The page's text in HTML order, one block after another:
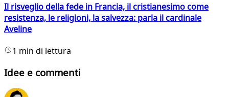
Il risveglio della fede in Francia, il cristianesimo come
resistenza, le religioni, la salvezza: parla il cardinale
Aveline
1 min di lettura
Idee e commenti